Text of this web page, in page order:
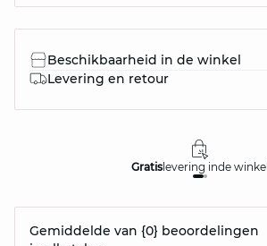
Beschikbaarheid in de winkel
Levering en retour
Gratislevering inde winkel
Gemiddelde van {0} beoordelingen